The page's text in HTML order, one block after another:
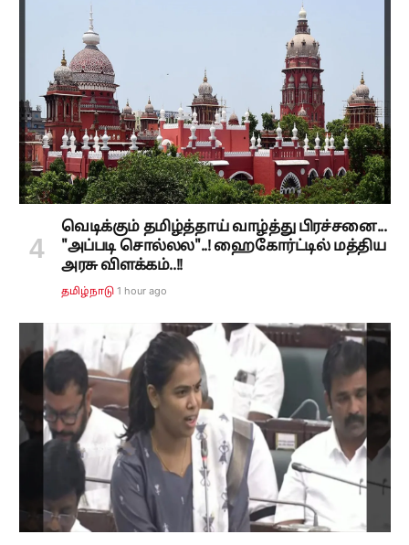
வெடிக்கும் தமிழ்த்தாய் வாழ்த்து பிரச்சனை...
"அப்படி சொல்லல"..! ஹைகோர்ட்டில் மத்திய
அரசு விளக்கம்..!!
தமிழ்நாடு 1 hour ago